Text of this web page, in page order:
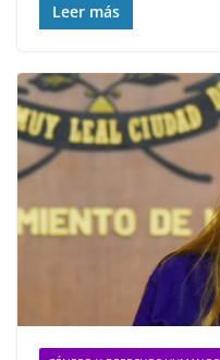
Leer más